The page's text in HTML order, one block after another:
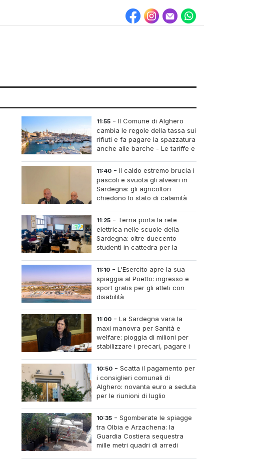
11:55 - Il Comune di Alghero
cambia le regole della tassa sui
rifiuti e fa pagare la spazzatura
anche alle barche - Le tariffe e
11:40 - Il caldo estremo brucia i
pascoli e svuota gli alveari in
Sardegna: gli agricoltori
chiedono lo stato di calamità
11:25 - Terna porta la rete
elettrica nelle scuole della
Sardegna: oltre duecento
studenti in cattedra per la
11:10 - L'Esercito apre la sua
spiaggia al Poetto: ingresso e
sport gratis per gli atleti con
disabilità
11:00 - La Sardegna vara la
maxi manovra per Sanità e
welfare: pioggia di milioni per
stabilizzare i precari, pagare i
assumere infermieri fissi nelle case di riposo.
10:50 - Scatta il pagamento per
i consiglieri comunali di
Alghero: novanta euro a seduta
per le riunioni di luglio
10:35 - Sgomberate le spiagge
tra Olbia e Arzachena: la
Guardia Costiera sequestra
mille metri quadri di arredi